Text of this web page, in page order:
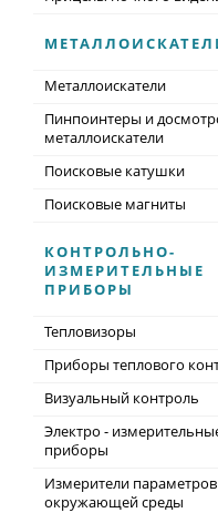
Металлоискатели
Пинпоинтеры и
металлоискатели
Поисковые катушки
Поисковые магниты
КОНТРОЛЬНО-
ИЗМЕРИТЕЛЬНЫЕ
ПРИБОРЫ
Тепловизоры
Приборы теплового
Визуальный контроль
Электро -
приборы
Измерители параметров
окружающей среды